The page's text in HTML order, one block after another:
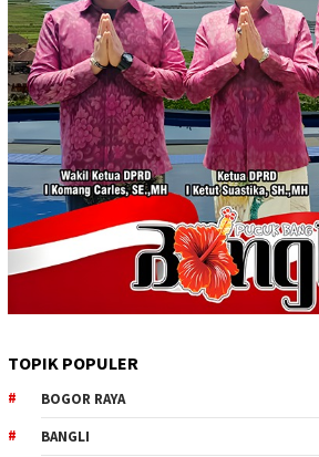
TOPIK POPULER
BOGOR RAYA
BANGLI